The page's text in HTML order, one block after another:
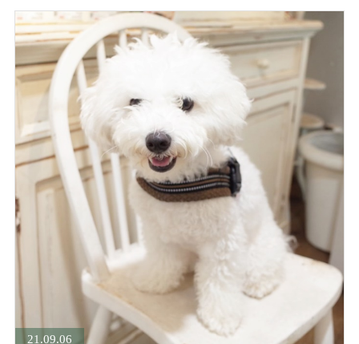
21.09.06